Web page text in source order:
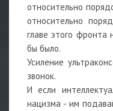
относительно
относительно
главе этого фронта
бы было.
Усиление
звонок.
И если
нацизма - им